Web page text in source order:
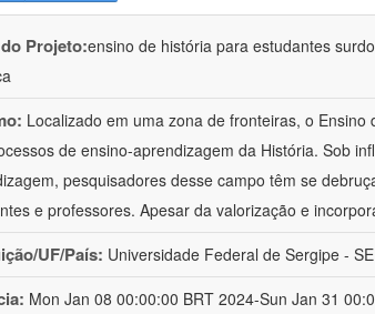
Projeto:ensino de história para estudantes
Localizado em uma zona de fronteiras, o
de ensino-aprendizagem da História. Sob
pesquisadores desse campo têm se
e professores. Apesar da valorização e
UF/País: Universidade Federal de Sergipe -
Mon Jan 08 00:00:00 BRT 2024-Sun Jan 31